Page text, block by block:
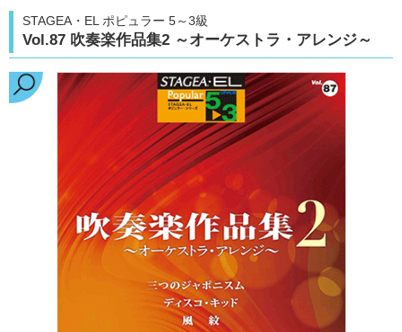
STAGEA・EL ポピュラー 5～3級
Vol.87 吹奏楽作品集2 ～オーケストラ・アレンジ～